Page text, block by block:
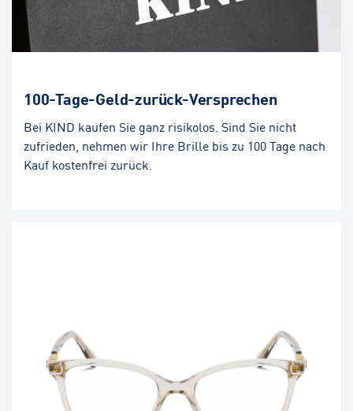
100-Tage-Geld-zurück-Versprechen
Bei KIND kaufen Sie ganz risikolos. Sind Sie nicht
zufrieden, nehmen wir Ihre Brille bis zu 100 Tage nach
Kauf kostenfrei zurück.